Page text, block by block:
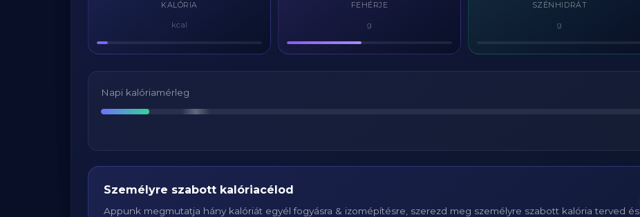
KALÓRIA
kcal
FEHÉRJE
g
SZÉNHIDRÁT
g
Napi kalóriamérleg
Személyre szabott kalóriacélod
Appunk megmutatja hány kalóriát egyél fogyásra & izomépítésre, szerezd meg személyre szabott kalória terved és